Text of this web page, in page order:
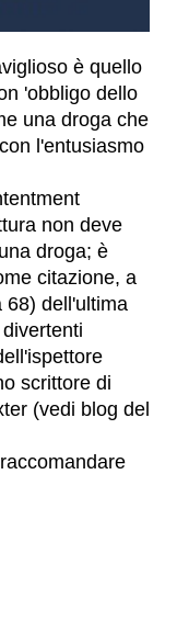
è quello
'obbligo dello
una droga che
l'entusiasmo
non deve
droga; è
citazione, a
68) dell'ultima
scrittore di
(vedi blog del